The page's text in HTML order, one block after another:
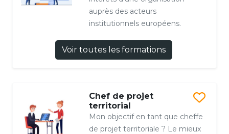
auprès des acteurs
institutionnels européens.
Voir toutes les formations
Chef de projet
territorial
Mon objectif en tant que cheffe
de projet territoriale ? Le mieux